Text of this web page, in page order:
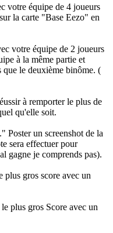
votre équipe de 4 joueurs
la carte "Base Eezo" en
votre équipe de 2 joueurs
à la même partie et
que le deuxième binôme. (
à remporter le plus de
qu'elle soit.
Poster un screenshot de la
sera effectuer pour
gagne je comprends pas).
gros score avec un
plus gros Score avec un